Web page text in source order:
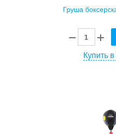
Купить